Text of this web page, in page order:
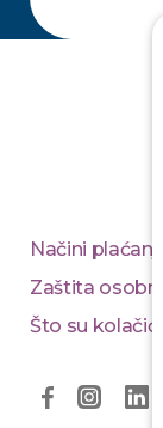
Načini plaćanja
Zaštita
Što su kolačići